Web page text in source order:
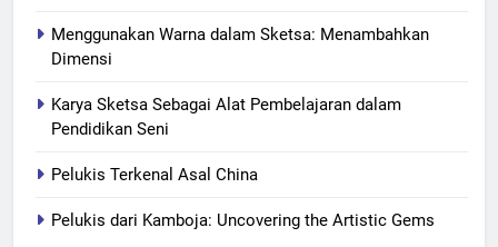
Menggunakan Warna dalam Sketsa: Menambahkan
Dimensi
Karya Sketsa Sebagai Alat Pembelajaran dalam
Pendidikan Seni
Pelukis Terkenal Asal China
Pelukis dari Kamboja: Uncovering the Artistic Gems